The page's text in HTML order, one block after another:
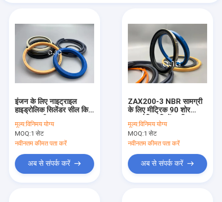
इंजन के लिए नाइट्राइल
हाइड्रोलिक सिलेंडर सील किट
रबर सामग्री:
मूल्य:विनिमय योग्य
MOQ:1 सेट
नवीनतम कीमत पता करें
अब से संपर्क करें
ZAX200-3 NBR सामग्री
के लिए मीट्रिक 90 शोर
हाइड्रोलिक सिलेंडर किट
4654422
मूल्य:विनिमय योग्य
MOQ:1 सेट
नवीनतम कीमत पता करें
अब से संपर्क करें